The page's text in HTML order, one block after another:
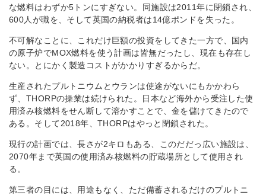
な燃料はわずか5トンにすぎない。同施設は2011年に閉鎖され、
600人が職を、そして英国の納税者は14億ポンドを失った。
不可解なことに、これだけ巨額の投資をしてきた一方で、国内
の原子炉でMOX燃料を使う計画は皆無だったし、現在も存在し
ない。とにかく製造コストがかかりすぎるからだ。
生産されたプルトニウムとウランは使途がないにもかかわら
ず、THORPの操業は続けられた。日本など海外から受注した使
用済み核燃料をせん断して溶かすことで、金を儲けてきたので
ある。そして2018年、THORPはやっと閉鎖された。
現行の計画では、長さが2キロもある、このだだっ広い施設は、
2070年まで英国の使用済み核燃料の貯蔵場所として使用され
る。
第三者の目には、用途もなく、ただ備蓄されるだけのプルトニ